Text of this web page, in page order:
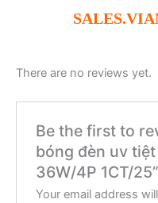
There are no reviews yet.
Be the first to
bóng đèn uv
36W/4P 1CT/25”
Your email address